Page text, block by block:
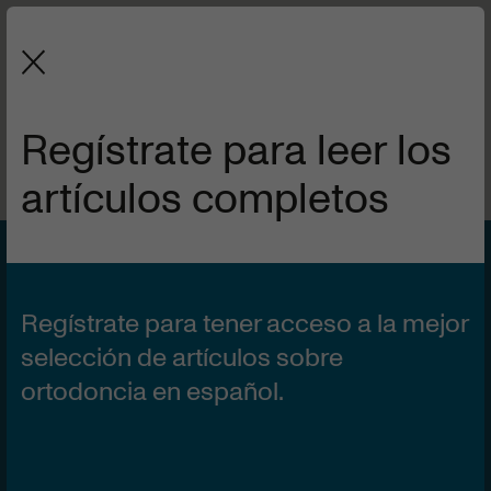
de Ortodoncia y Ortopedia Dentofacial.
Diferencia en la
disyunción de anclaje
óseo con microtornillos
Regístrate para leer los
artículos completos
Regístrate para tener acceso a la mejor
selección de artículos sobre
ortodoncia en español.